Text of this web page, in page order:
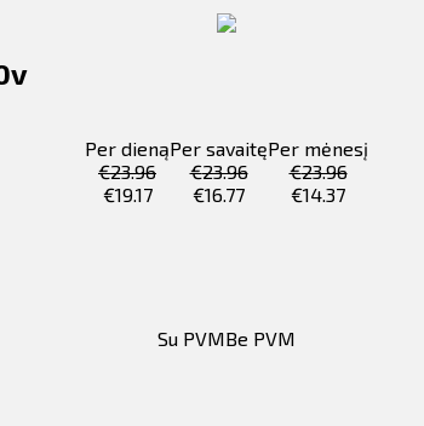
Per dieną
€23.96
€19.17
Per savaitę
€23.96
€16.77
Per mėnesį
€23.96
€14.37
Su PVMBe PVM